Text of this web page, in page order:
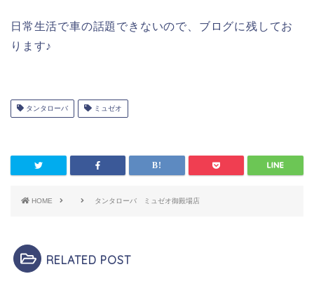
日常生活で車の話題できないので、ブログに残してお
ります♪
タンタローバ ミュゼオ
HOME タンタローバ ミュゼオ御殿場店
RELATED POST